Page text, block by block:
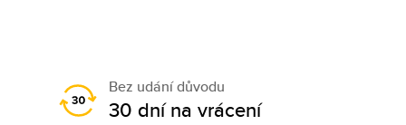
Bez udání důvodu
30 dní na vrácení